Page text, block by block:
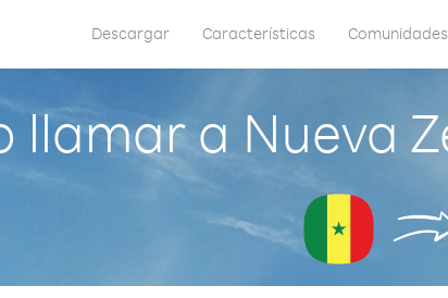
Descargar Características Comunidades
llamar a Nueva